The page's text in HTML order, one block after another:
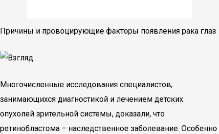
Причины и провоцирующие факторы появления рака глаз
Многочисленные исследования специалистов,
занимающихся диагностикой и лечением детских
опухолей зрительной системы, доказали, что
ретинобластома – наследственное заболевание. Особенно